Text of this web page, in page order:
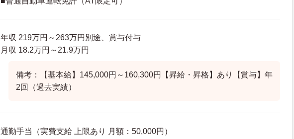
年収 219万円～263万円別途、賞与付与
月収 18.2万円～21.9万円
備考：【基本給】145,000円～160,300円【昇給・昇格】あり【賞与】年
2回（過去実績）
通勤手当（実費支給 上限あり 月額：50,000円）